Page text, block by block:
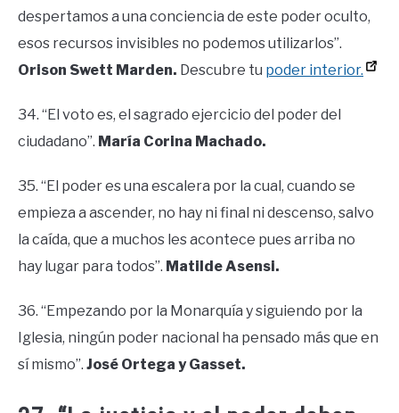
despertamos a una conciencia de este poder oculto,
esos recursos invisibles no podemos utilizarlos”.
Orison Swett Marden. Descubre tu poder interior.
34. “El voto es, el sagrado ejercicio del poder del
ciudadano”. María Corina Machado.
35. “El poder es una escalera por la cual, cuando se
empieza a ascender, no hay ni final ni descenso, salvo
la caída, que a muchos les acontece pues arriba no
hay lugar para todos”. Matilde Asensi.
36. “Empezando por la Monarquía y siguiendo por la
Iglesia, ningún poder nacional ha pensado más que en
sí mismo”. José Ortega y Gasset.